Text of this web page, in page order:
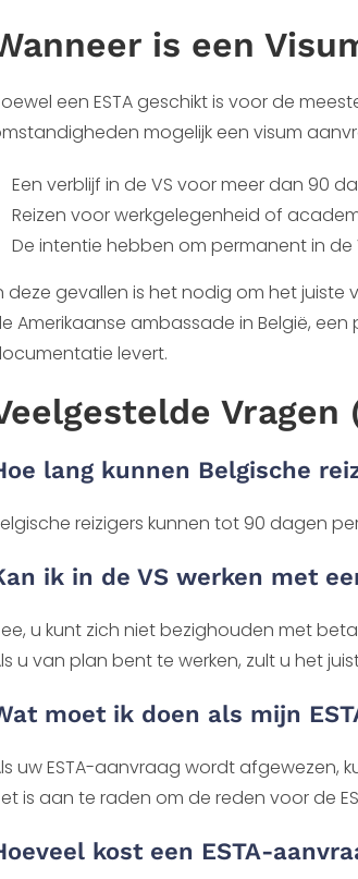
is een
een ESTA geschikt is voor de
mogelijk een visum
Een verblijf in de VS voor meer dan 90
Reizen voor werkgelegenheid of
De intentie hebben om permanent in de
deze gevallen is het nodig om het
Amerikaanse ambassade in België,
levert.
Vragen
lang kunnen Belgische
reizigers kunnen tot 90 dagen
ik in de VS werken met
u kunt zich niet bezighouden met
u van plan bent te werken, zult u het
moet ik doen als mijn
uw ESTA-aanvraag wordt afgewezen,
is aan te raden om de reden voor de
kost een ESTA-